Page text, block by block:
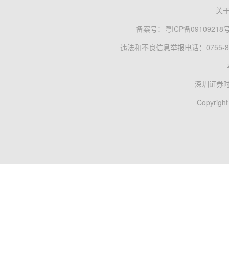
关
备案号： 粤ICP备09109218
违法和不良信息举报电话：0755-
深圳证券